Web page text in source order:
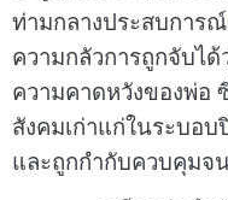
ท่ามกลางประสบการณ์
ความกลัวการถูกจับได้
ความคาดหวังของพ่อ
สังคมเก่าแก่ในระบอบ
และถูกกำกับควบคุมจ